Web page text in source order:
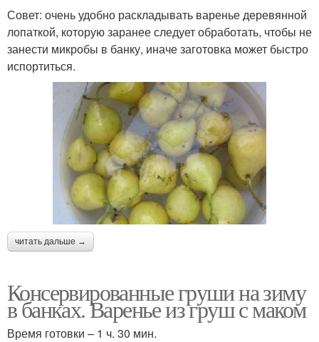
Совет: очень удобно раскладывать варенье деревянной
лопаткой, которую заранее следует обработать, чтобы не
занести микробы в банку, иначе заготовка может быстро
испортиться.
читать дальше →
Консервированные груши на зиму
в банках. Варенье из груш с маком
Время готовки – 1 ч. 30 мин.